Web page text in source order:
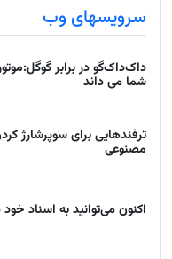
سرویسهای وب
داک‌داک‌گو در برابر
شما می داند
ترفندهایی برای سوپرشارژ
مصنوعی
اکنون می‌توانید به اسناد